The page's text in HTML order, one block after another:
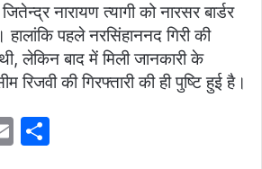
नारायण त्यागी को नारसर बार्डर
पहले नरसिंहाननद गिरी की
थी, लेकिन बाद में मिली जानकारी के
रिजवी की गिरफ्तारी की ही पुष्टि हुई है।
E